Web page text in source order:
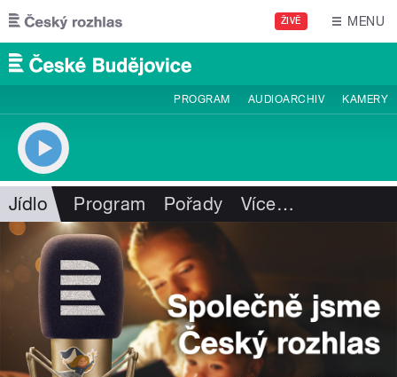
Přejít k hlavnímu obsahu
ŽIVĚ MENU
PROGRAM AUDIOARCHIV KAMERY
Jídlo Program Pořady Více…